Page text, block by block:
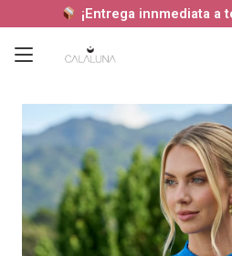
¡Entrega innmediata a